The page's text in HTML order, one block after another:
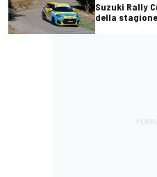
Suzuki Rally
della